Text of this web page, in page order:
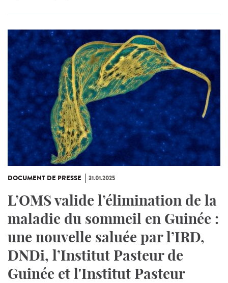
DOCUMENT DE PRESSE 31.01.2025
L’OMS valide l’élimination de la
maladie du sommeil en Guinée :
une nouvelle saluée par l’IRD,
DNDi, l’Institut Pasteur de
Guinée et l'Institut Pasteur